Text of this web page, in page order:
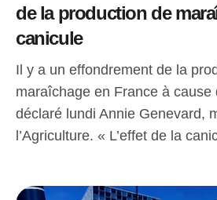
de la production de
canicule
Il y a un effondrement de la
maraîchage en France à cause
déclaré lundi Annie Genevard,
l’Agriculture. « L’effet de la